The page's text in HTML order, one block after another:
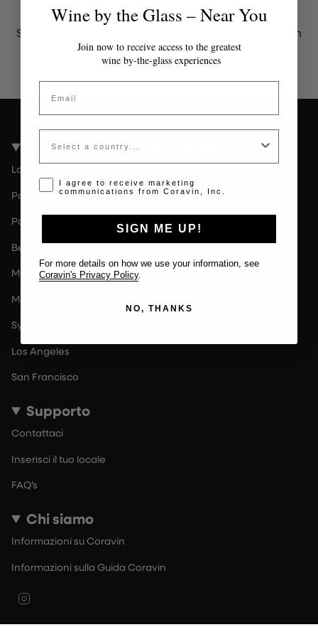
Token non valido o scaduto
Si prega di contattare l'amministratore per un token
valido.
Località della Coravin Guide
Londra
Paris
Paesi Bassi
Berlin
Milano
Melbourne
Sydney
Los Angeles
San Francisco
Supporto
Contattaci
Inserisci il tuo locale
FAQ’s
Chi siamo
Informazioni su Coravin
Informazioni sulla Guida Coravin
Wine by the Glass – Near You
Join now to receive access to the greatest
wine by-the-glass experiences
Email
Country
Opt-in disclaimer
I agree to receive marketing
communications from Coravin, Inc.
SIGN ME UP!
For more details on how we use your information, see
Coravin's Privacy Policy.
NO, THANKS